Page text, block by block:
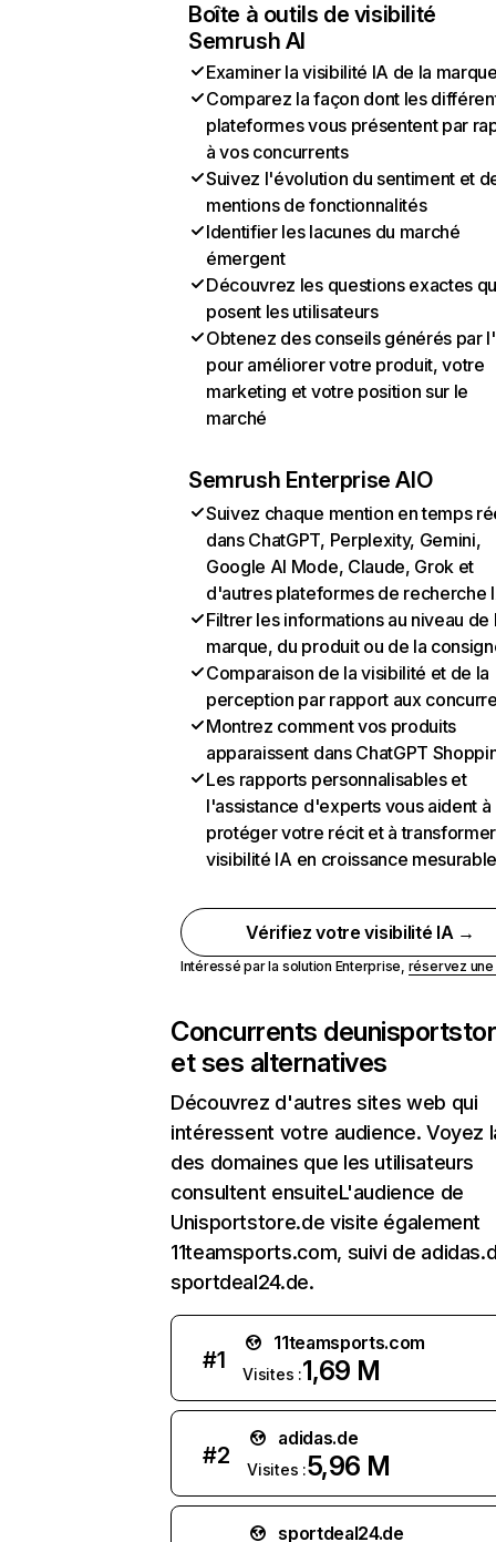
Boîte à outils de visibilité
Semrush AI
Examiner la visibilité IA de la
Comparez la façon dont les
plateformes vous présentent par
à vos concurrents
Suivez l'évolution du sentiment et
mentions de fonctionnalités
Identifier les lacunes du marché
émergent
Découvrez les questions exactes
posent les utilisateurs
Obtenez des conseils générés par
pour améliorer votre produit, votre
marketing et votre position sur le
marché
Semrush Enterprise AIO
Suivez chaque mention en temps
dans ChatGPT, Perplexity, Gemini,
Google AI Mode, Claude, Grok et
d'autres plateformes de recherche
Filtrer les informations au niveau de
marque, du produit ou de la
Comparaison de la visibilité et de la
perception par rapport aux
Montrez comment vos produits
apparaissent dans ChatGPT
Les rapports personnalisables et
l'assistance d'experts vous aident à
protéger votre récit et à
visibilité IA en croissance
Vérifiez votre visibilité IA →
Intéressé par la solution Enterprise, réservez
Concurrents de
et ses alternatives
Découvrez d'autres sites web qui
intéressent votre audience. Voyez
des domaines que les utilisateurs
consultent ensuiteL'audience de
Unisportstore.de visite également
11teamsports.com, suivi de
sportdeal24.de.
#1
11teamsports.com
Visites :1,69 M
#2
adidas.de
Visites :5,96 M
sportdeal24.de